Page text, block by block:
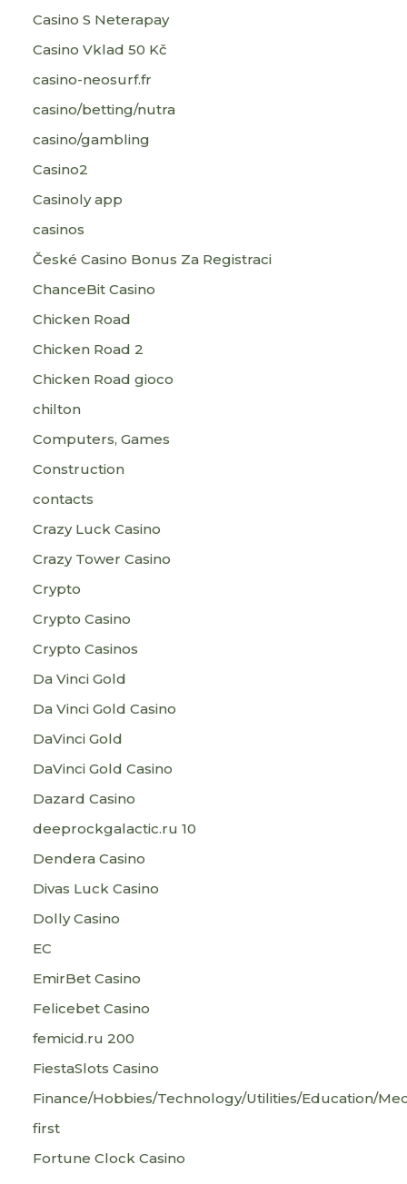
Casino S Neterapay
Casino Vklad 50 Kč
casino-neosurf.fr
casino/betting/nutra
casino/gambling
Casino2
Casinoly app
casinos
České Casino Bonus Za Registraci
ChanceBit Casino
Chicken Road
Chicken Road 2
Chicken Road gioco
chilton
Computers, Games
Construction
contacts
Crazy Luck Casino
Crazy Tower Сasino
Crypto
Crypto Casino
Crypto Casinos
Da Vinci Gold
Da Vinci Gold Casino
DaVinci Gold
DaVinci Gold Casino
Dazard Casino
deeprockgalactic.ru 10
Dendera Casino
Divas Luck Casino
Dolly Casino
EC
EmirBet Casino
Felicebet Casino
femicid.ru 200
FiestaSlots Casino
Finance/Hobbies/Technology/Utilities/Education/
first
Fortune Clock Casino